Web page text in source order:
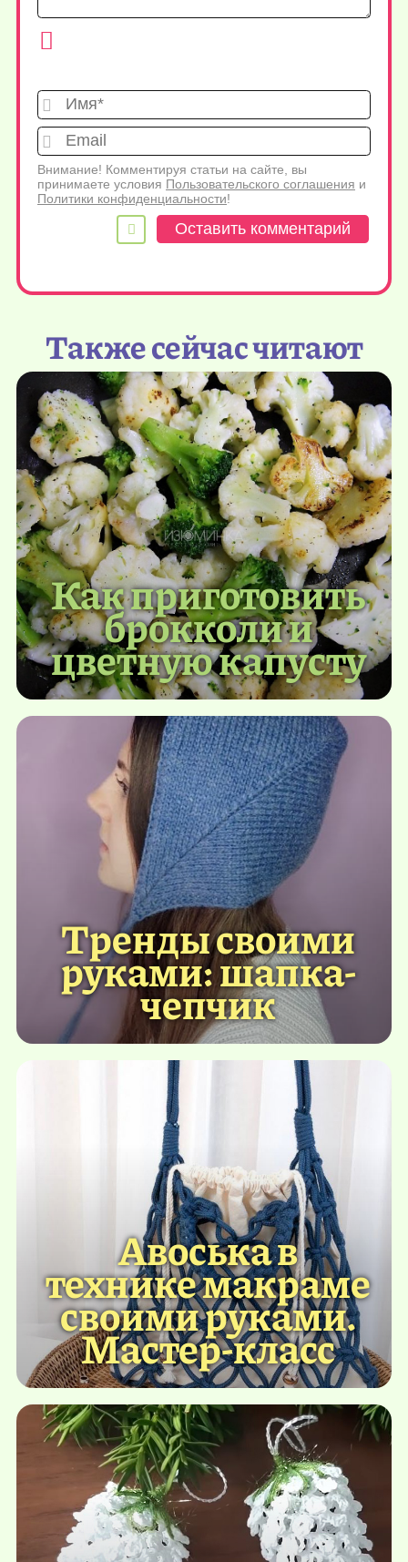
Имя*
Внимание! Комментируя статьи на сайте, вы
принимаете условия Пользовательского соглашения и
Политики конфиденциальности!
Также сейчас читают
Как приготовить
брокколи и
цветную капусту
Тренды своими
руками: шапка-
чепчик
Авоська в
технике макраме
своими руками.
Мастер-класс